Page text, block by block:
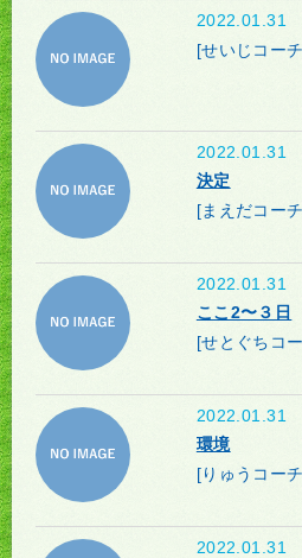
2022.01.31
[せいじコー
2022.01.31
決定
[まえだコー
2022.01.31
ここ2〜３日
[せとぐちコ
2022.01.31
環境
[りゅうコー
2022.01.31